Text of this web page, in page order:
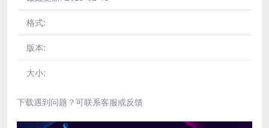
格式:
版本:
大小:
下载遇到问题？可联系客服或反馈